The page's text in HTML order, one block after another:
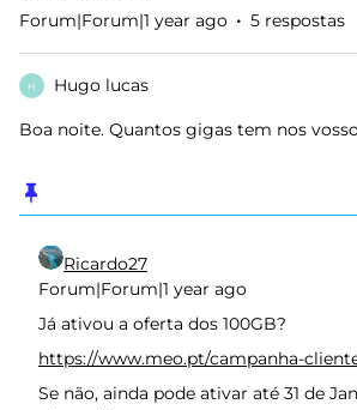
Forum|Forum|1 year ago 5 respostas
H Hugo lucas
Boa noite. Quantos gigas tem nos
Ricardo27
Forum|Forum|1 year ago
Já ativou a oferta dos 100GB?
https://www.meo.pt/campanha-
Se não, ainda pode ativar até 31 de